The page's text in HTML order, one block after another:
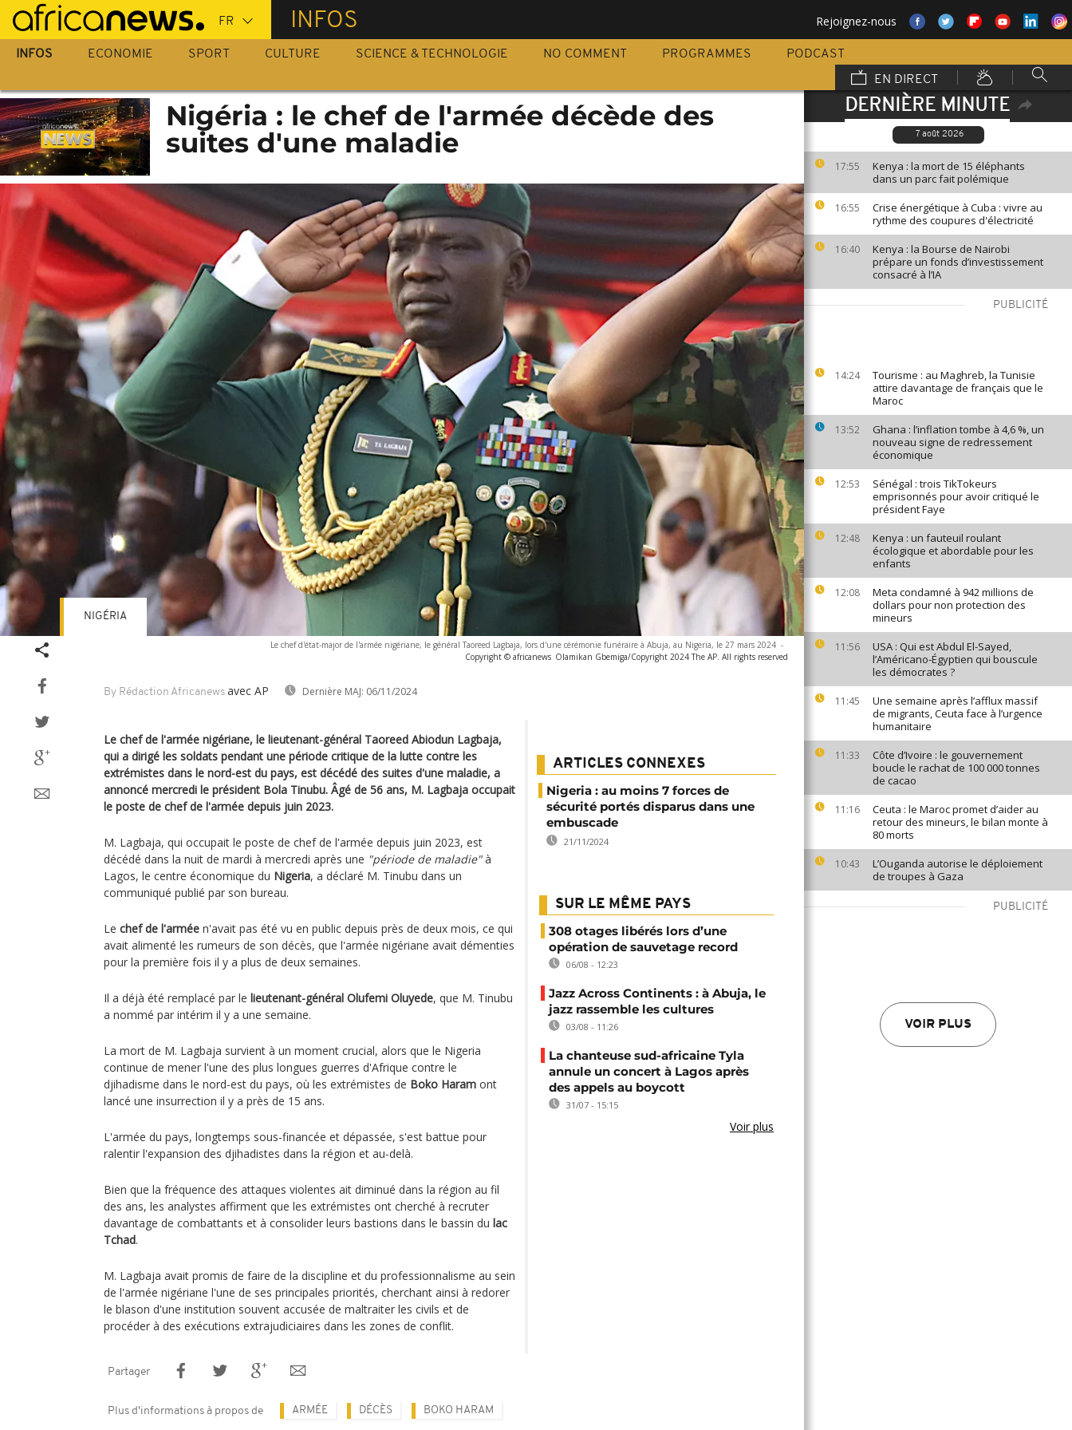
Passer
au
contenu
INFOS Rejoignez-nous
INFOS ECONOMIE SPORT CULTURE SCIENCE & TECHNOLOGIE NO COMMENT PROGRAMMES
PODCAST
EN DIRECT
DERNIÈRE MINUTE
7 août 2026
17:55
Kenya : la mort de 15 éléphants
dans un parc fait polémique
16:55
Crise énergétique à Cuba : vivre au
rythme des coupures d'électricité
16:40
Kenya : la Bourse de Nairobi
prépare un fonds d’investissement
consacré à l’IA
PUBLICITÉ
14:24
Tourisme : au Maghreb, la Tunisie
attire davantage de français que le
Maroc
13:52
Ghana : l’inflation tombe à 4,6 %, un
nouveau signe de redressement
économique
12:53
Sénégal : trois TikTokeurs
emprisonnés pour avoir critiqué le
président Faye
12:48
Kenya : un fauteuil roulant
écologique et abordable pour les
enfants
12:08
Meta condamné à 942 millions de
dollars pour non protection des
mineurs
11:56
USA : Qui est Abdul El-Sayed,
l’Américano-Égyptien qui bouscule
les démocrates ?
11:45
Une semaine après l’afflux massif
de migrants, Ceuta face à l’urgence
humanitaire
11:33
Côte d’Ivoire : le gouvernement
boucle le rachat de 100 000 tonnes
de cacao
11:16
Ceuta : le Maroc promet d’aider au
retour des mineurs, le bilan monte à
80 morts
10:43
L’Ouganda autorise le déploiement
de troupes à Gaza
PUBLICITÉ
VOIR PLUS
Nigéria : le chef de l'armée décède des
suites d'une maladie
Le chef d'état-major de l'armée nigériane, le général Taoreed Lagbaja, lors d'une cérémonie funéraire à Abuja, au Nigeria, le 27 mars 2024 -
Copyright © africanews Olamikan Gbemiga/Copyright 2024 The AP. All rights reserved
By Rédaction Africanews avec AP Dernière MAJ: 06/11/2024
NIGÉRIA
Le chef de l'armée nigériane, le lieutenant-général Taoreed Abiodun Lagbaja,
qui a dirigé les soldats pendant une période critique de la lutte contre les
extrémistes dans le nord-est du pays, est décédé des suites d'une maladie, a
annoncé mercredi le président Bola Tinubu. Âgé de 56 ans, M. Lagbaja occupait
le poste de chef de l'armée depuis juin 2023.
M. Lagbaja, qui occupait le poste de chef de l'armée depuis juin 2023, est
décédé dans la nuit de mardi à mercredi après une "période de maladie"à
Lagos, le centre économique du Nigeria, a déclaré M. Tinubu dans un
communiqué publié par son bureau.
Le chef de l'armée n'avait pas été vu en public depuis près de deux mois, ce qui
avait alimenté les rumeurs de son décès, que l'armée nigériane avait démenties
pour la première fois il y a plus de deux semaines.
Il a déjà été remplacé par le lieutenant-général Olufemi Oluyede, que M. Tinubu
a nommé par intérim il y a une semaine.
La mort de M. Lagbaja survient à un moment crucial, alors que le Nigeria
continue de mener l'une des plus longues guerres d'Afrique contre le
djihadisme dans le nord-est du pays, où les extrémistes de Boko Haram ont
lancé une insurrection il y a près de 15 ans.
L'armée du pays, longtemps sous-financée et dépassée, s'est battue pour
ralentir l'expansion des djihadistes dans la région et au-delà.
Bien que la fréquence des attaques violentes ait diminué dans la région au fil
des ans, les analystes affirment que les extrémistes ont cherché à recruter
davantage de combattants et à consolider leurs bastions dans le bassin du lac
Tchad.
M. Lagbaja avait promis de faire de la discipline et du professionnalisme au sein
de l'armée nigériane l'une de ses principales priorités, cherchant ainsi à redorer
le blason d'une institution souvent accusée de maltraiter les civils et de
procéder à des exécutions extrajudiciaires dans les zones de conflit.
ARTICLES CONNEXES
Nigeria : au moins 7 forces de
sécurité portés disparus dans une
embuscade
21/11/2024
SUR LE MÊME PAYS
308 otages libérés lors d’une
opération de sauvetage record
06/08 - 12:23
Jazz Across Continents : à Abuja, le
jazz rassemble les cultures
03/08 - 11:26
La chanteuse sud-africaine Tyla
annule un concert à Lagos après
des appels au boycott
31/07 - 15:15
Voir plus
Partager
Plus d'informations à propos de ARMÉE DÉCÈS BOKO HARAM